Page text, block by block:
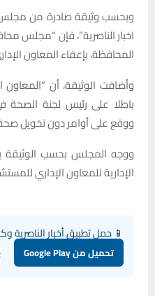
وبحسب وثيقة صادرة من
اخبار الناصرية”، فإن “مجلس
المحافظة، بإعفاء المعاون
وأضافت الوثيقة، أن
باطلا على رئيس لجنة
ووقع على أوامر دون تخويل
ووجه المجلس بحسب الوثيقة
الإدارية للمعاون الإداري
📱 حمل تطبيق أخبار الناصرية
تحميل من Google Play